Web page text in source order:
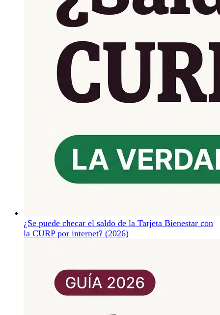
¿Se puede checar el saldo de la Tarjeta Bienestar con
la CURP por internet? (2026)